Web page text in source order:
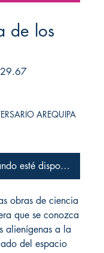
de los
Precio
AREQUIPA
esté disponible
obras de ciencia
que se conozca
alienígenas a la
del espacio